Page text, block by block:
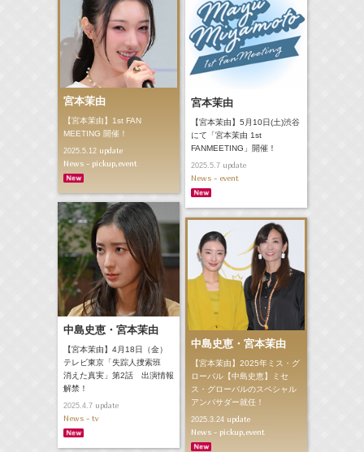
宮本茉由
【宮本茉由】1st FAN
MEETING 開催！
2025.5.12update
News - pickup,event
宮本茉由
【宮本茉由】5月10日(土)渋谷
にて「宮本茉由 1st
FANMEETING」開催！
2025.5.7update
News - event
中島史恵・宮本茉由
【宮本茉由】4月18日（金）
テレビ東京「失踪人捜索班
消えた真実」第2話 出演情報
解禁！
2025.4.7update
News - tv
中島史恵・宮本茉由
【宮本茉由】2025年ミス・グ
ローバル【中島史恵】ミセ
ス・グローバルのスペシャル
アンバサダー就任！
2025.3.24update
News - pickup,event